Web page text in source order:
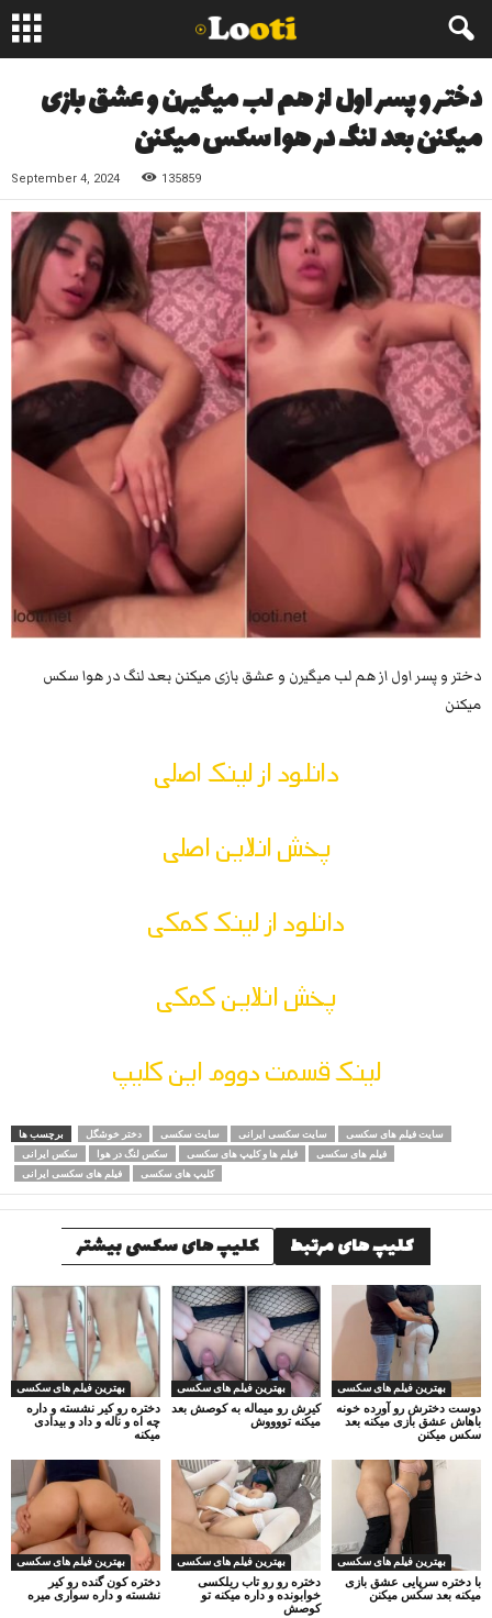
دختر و پسر اول از هم لب میگیرن و عشق بازی
میکنن بعد لنگ در هوا سکس میکنن
September 4, 2024 135859
دختر و پسر اول از هم لب میگیرن و عشق بازی میکنن بعد لنگ در هوا سکس
میکنن
دانلود از لینک اصلی
پخش انلاین اصلی
دانلود از لینک کمکی
پخش انلاین کمکی
لینک قسمت دووم این کلیپ
برچسب ها دختر خوشگل سایت سکسی سایت سکسی ایرانی
سایت فیلم های سکسی
سکس ایرانی
سکس لنگ در هوا فیلم ها و کلیپ های سکسی
فیلم های سکسی
فیلم های سکسی ایرانی
کلیپ های سکسی
کلیپ های مرتبط کلیپ های سکسی بیشتر
بهترین فیلم های سکسی
دختره رو کیر نشسته و داره
چه اه و ناله و داد و بیدادی
میکنه
بهترین فیلم های سکسی
کیرش رو میماله به کوصش بعد
میکنه تووووش
بهترین فیلم های سکسی
دوست دخترش رو آورده خونه
باهاش عشق بازی میکنه بعد
سکس میکنن
بهترین فیلم های سکسی
دختره کون گنده رو کیر
نشسته و داره سواری میره
بهترین فیلم های سکسی
دختره رو رو تاب ریلکسی
خوابونده و داره میکنه تو
کوصش
بهترین فیلم های سکسی
با دختره سرپایی عشق بازی
میکنه بعد سکس میکنن